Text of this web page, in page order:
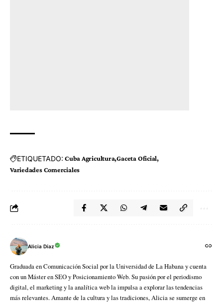
ETIQUETADO: Cuba Agricultura Gaceta Oficial
Variedades Comerciales
Alicia Díaz
Graduada en Comunicación Social por la Universidad de La Habana y cuenta
con un Máster en SEO y Posicionamiento Web. Su pasión por el periodismo
digital, el marketing y la analítica web la impulsa a explorar las tendencias
más relevantes. Amante de la cultura y las tradiciones, Alicia se sumerge en